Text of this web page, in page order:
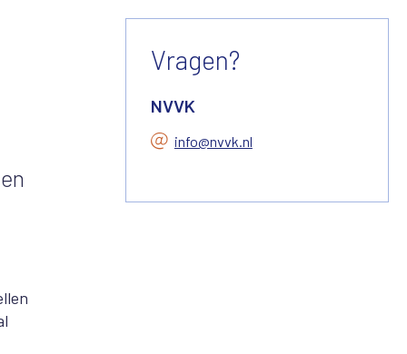
Vragen?
NVVK
info@nvvk.nl